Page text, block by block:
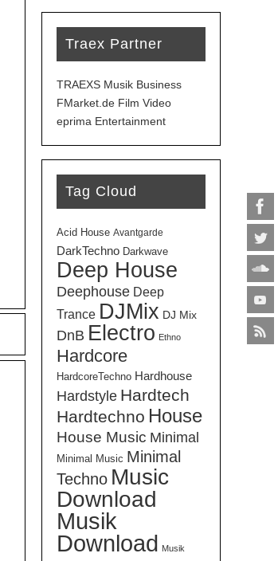
Traex Partner
TRAEXS Musik Business
FMarket.de Film Video
eprima Entertainment
Tag Cloud
Acid House Avantgarde
DarkTechno Darkwave
Deep House
Deephouse Deep
Trance DJMix DJ Mix
DnB Electro Ethno
Hardcore
HardcoreTechno Hardhouse
Hardstyle Hardtech
Hardtechno House
House Music Minimal
Minimal Music Minimal
Techno Music
Download
Musik
Download Musik